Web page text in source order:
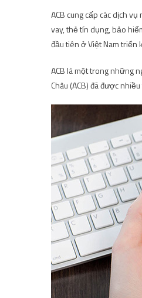
ACB cung cấp các dịch
vay, thẻ tín dụng, bảo
đầu tiên ở Việt Nam triển
ACB là một trong những
Châu (ACB) đã được